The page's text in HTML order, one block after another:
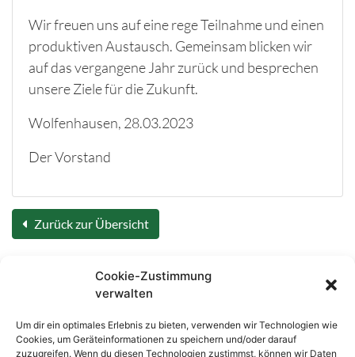
Cookie-Zustimmung
verwalten
Um dir ein optimales Erlebnis zu bieten, verwenden wir Technologien wie
Cookies, um Geräteinformationen zu speichern und/oder darauf
zuzugreifen. Wenn du diesen Technologien zustimmst, können wir Daten
Wir freuen uns auf eine rege Teilnahme und einen
produktiven Austausch. Gemeinsam blicken wir
auf das vergangene Jahr zurück und besprechen
unsere Ziele für die Zukunft.
Wolfenhausen, 28.03.2023
Der Vorstand
Zurück zur Übersicht
Copyright © 2026Schützenverein 1929